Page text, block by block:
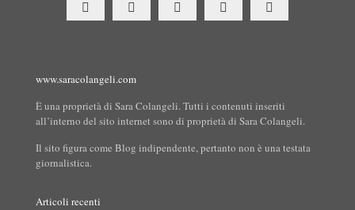
www.saracolangeli.com
È una proprietà di Sara Colangeli. Tutti i contenuti inseriti
all’interno del sito internet sono di proprietà di Sara Colangeli.
Il sito figura come Blog indipendente, pertanto non è una testata
giornalistica.
Articoli recenti